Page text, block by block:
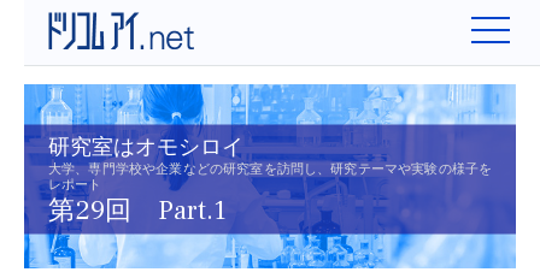
研究室はオモシロイ
大学、専門学校や企業などの研究室を訪問し、研究テーマや実験の様子を
レポート
第29回 Part.1